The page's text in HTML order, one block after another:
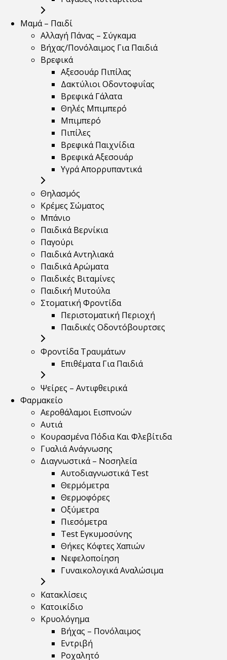
Μαμά – Παιδί
Αλλαγή Πάνας – Σύγκαμα
Βήχας/Πονόλαιμος Για Παιδιά
Βρεφικά
Αξεσουάρ Πιπίλας
Δακτύλιοι Οδοντοφυΐας
Βρεφικά Γάλατα
Θηλές Μπιμπερό
Μπιμπερό
Πιπίλες
Βρεφικά Παιχνίδια
Βρεφικά Αξεσουάρ
Υγρά Απορρυπαντικά
Θηλασμός
Κρέμες Σώματος
Μπάνιο
Παιδικά Βερνίκια
Παγούρι
Παιδικά Αντηλιακά
Παιδικά Αρώματα
Παιδικές Βιταμίνες
Παιδική Μυτούλα
Στοματική Φροντίδα
Περιστοματική Περιοχή
Παιδικές Οδοντόβουρτσες
Φροντίδα Τραυμάτων
Επιθέματα Για Παιδιά
Ψείρες – Αντιφθειρικά
Φαρμακείο
Αεροθάλαμοι Εισπνοών
Αυτιά
Κουρασμένα Πόδια Και Φλεβίτιδα
Γυαλιά Ανάγνωσης
Διαγνωστικά – Νοσηλεία
Αυτοδιαγνωστικά Test
Θερμόμετρα
Θερμοφόρες
Οξύμετρα
Πιεσόμετρα
Test Εγκυμοσύνης
Θήκες Κόφτες Χαπιών
Νεφελοποίηση
Γυναικολογικά Αναλώσιμα
Κατακλίσεις
Κατοικίδιο
Κρυολόγημα
Βήχας – Πονόλαιμος
Εντριβή
Ροχαλητό